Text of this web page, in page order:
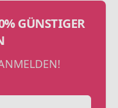
GÜNSTIGER